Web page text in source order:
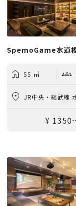
SpemoGame水道
55 ㎡
JR中央・総武線
徒歩3分¥ 1350